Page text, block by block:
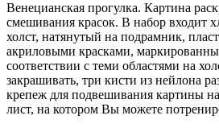
Венецианская прогулка. Картина
смешивания красок. В набор входит
холст, натянутый на подрамник,
акриловыми красками,
соответствии с теми областями на
закрашивать, три кисти из нейлона
крепеж для подвешивания картины на
лист, на котором Вы можете